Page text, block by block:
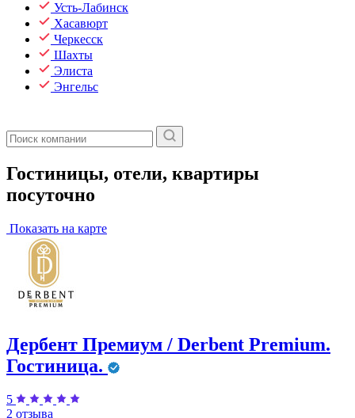
Усть-Лабинск
Хасавюрт
Черкесск
Шахты
Элиста
Энгельс
Гостиницы, отели, квартиры
посуточно
Показать на карте
Дербент Премиум / Derbent Premium.
Гостиница.
5
2 отзыва